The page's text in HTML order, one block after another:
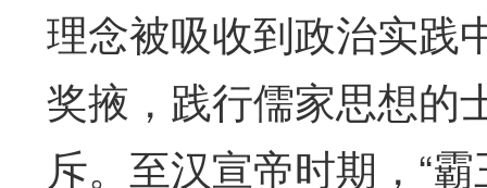
理念被吸收到政治实践
奖掖，践行儒家思想的
斥。至汉宣帝时期，“